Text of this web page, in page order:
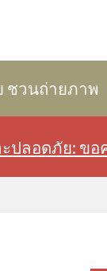
ชวนถ่ายภาพ
ปลอดภัย: ข